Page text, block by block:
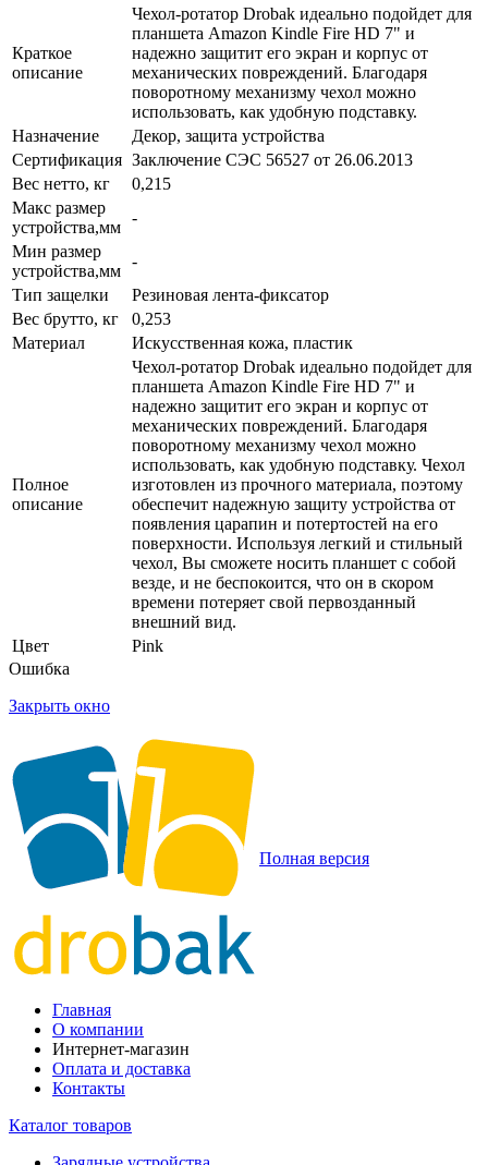
Краткое
описание
Чехол-ротатор Drobak идеально подойдет для
планшета Amazon Kindle Fire HD 7" и
надежно защитит его экран и корпус от
механических повреждений. Благодаря
поворотному механизму чехол можно
использовать, как удобную подставку.
Назначение
Декор, защита устройства
Сертификация Заключение СЭС 56527 от 26.06.2013
Вес нетто, кг
0,215
Макс размер
устройства,мм
-
Мин размер
устройства,мм
-
Тип защелки
Резиновая лента-фиксатор
Вес брутто, кг
0,253
Материал
Искусственная кожа, пластик
Полное
описание
Чехол-ротатор Drobak идеально подойдет для
планшета Amazon Kindle Fire HD 7" и
надежно защитит его экран и корпус от
механических повреждений. Благодаря
поворотному механизму чехол можно
использовать, как удобную подставку. Чехол
изготовлен из прочного материала, поэтому
обеспечит надежную защиту устройства от
появления царапин и потертостей на его
поверхности. Используя легкий и стильный
чехол, Вы сможете носить планшет с собой
везде, и не беспокоится, что он в скором
времени потеряет свой первозданный
внешний вид.
Цвет
Pink
Ошибка
Закрыть окно
Полная версия
Главная
О компании
Интернет-магазин
Оплата и доставка
Контакты
Каталог товаров